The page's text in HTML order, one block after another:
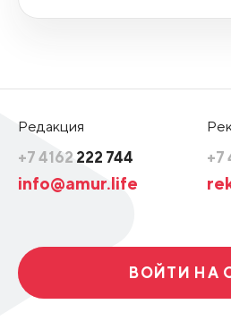
Редакция
+7 4162 222 744
info@amur.life
+7
ВОЙТИ НА